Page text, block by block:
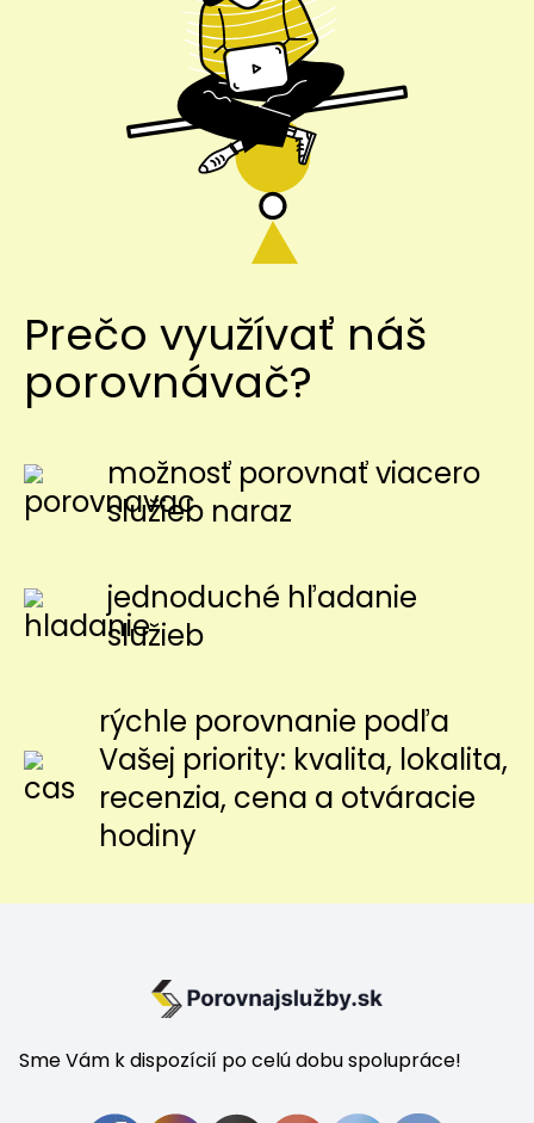
Prečo využívať náš
porovnávač?
možnosť porovnať viacero
služieb naraz
jednoduché hľadanie
služieb
rýchle porovnanie podľa
Vašej priority: kvalita, lokalita,
recenzia, cena a otváracie
hodiny
Sme Vám k dispozícií po celú dobu spolupráce!